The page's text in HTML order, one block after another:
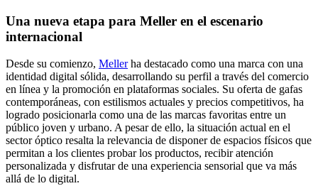
Una nueva etapa para Meller en el escenario
internacional
Desde su comienzo, Mellerha destacado como una marca con una
identidad digital sólida, desarrollando su perfil a través del comercio
en línea y la promoción en plataformas sociales. Su oferta de gafas
contemporáneas, con estilismos actuales y precios competitivos, ha
logrado posicionarla como una de las marcas favoritas entre un
público joven y urbano. A pesar de ello, la situación actual en el
sector óptico resalta la relevancia de disponer de espacios físicos que
permitan a los clientes probar los productos, recibir atención
personalizada y disfrutar de una experiencia sensorial que va más
allá de lo digital.